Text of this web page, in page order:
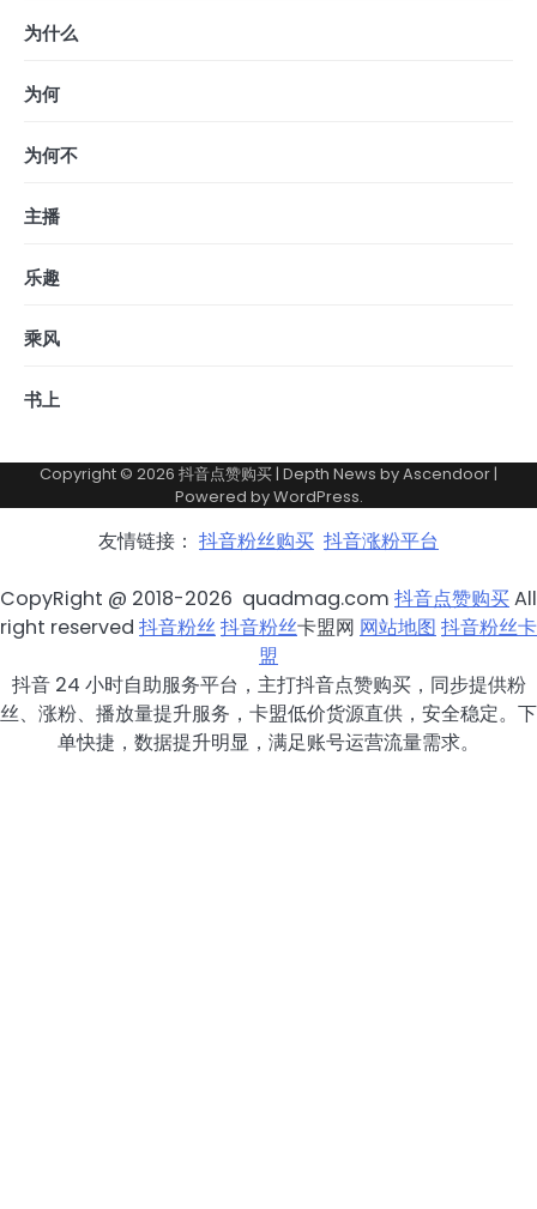
为什么
为何
为何不
主播
乐趣
乘风
书上
Copyright © 2026 抖音点赞购买| Depth News byAscendoor|
Powered byWordPress.
友情链接： 抖音粉丝购买 抖音涨粉平台
CopyRight @ 2018-2026 quadmag.com 抖音点赞购买All
right reserved 抖音粉丝抖音粉丝卡盟网 网站地图 抖音粉丝卡
盟
抖音 24 小时自助服务平台，主打抖音点赞购买，同步提供粉
丝、涨粉、播放量提升服务，卡盟低价货源直供，安全稳定。下
单快捷，数据提升明显，满足账号运营流量需求。